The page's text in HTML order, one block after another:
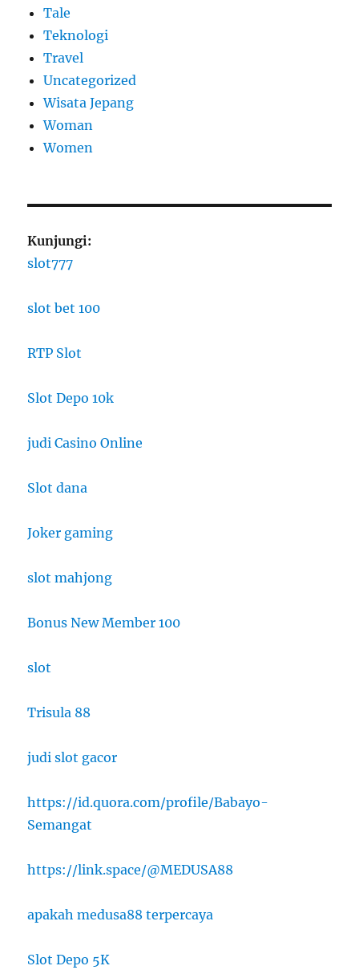
Tale
Teknologi
Travel
Uncategorized
Wisata Jepang
Woman
Women
Kunjungi:
slot777
slot bet 100
RTP Slot
Slot Depo 10k
judi Casino Online
Slot dana
Joker gaming
slot mahjong
Bonus New Member 100
slot
Trisula 88
judi slot gacor
https://id.quora.com/profile/Babayo-
Semangat
https://link.space/@MEDUSA88
apakah medusa88 terpercaya
Slot Depo 5K